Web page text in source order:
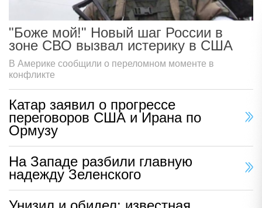
"Боже мой!" Новый шаг России в
зоне СВО вызвал истерику в США
В Америке сообщили о переломном моменте в
конфликте
Катар заявил о прогрессе
переговоров США и Ирана по
Ормузу
На Западе разбили главную
надежду Зеленского